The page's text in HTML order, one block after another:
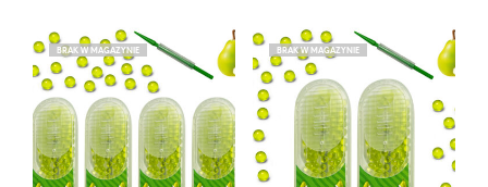
BRAK W MAGAZYNIE BRAK W MAGAZYNIE